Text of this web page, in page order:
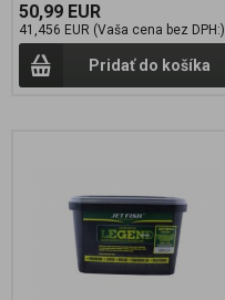
50,99 EUR
41,456 EUR (Vaša cena bez DPH:)
Pridať do košíka